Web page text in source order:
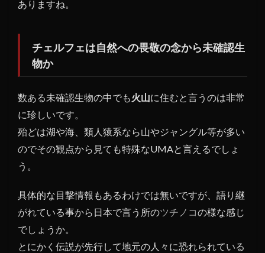
ェの
ありますね。
チェルフェは自然への畏敬の念から未確認生
物か
数ある未確認生物の中でも火山に住むと言うのは非常
に珍しいです。
殆どは湖や海、類人猿系なら山やジャングル等が多い
のでその観点から見ても特殊なUMAと言えるでしょ
う。
具体的な目撃情報もあるわけでは無いですが、語り継
がれている事から日本で言う所のツチノコの様な感じ
でしょうか。
とにかく伝説が先行して地元の人々に恐れられている